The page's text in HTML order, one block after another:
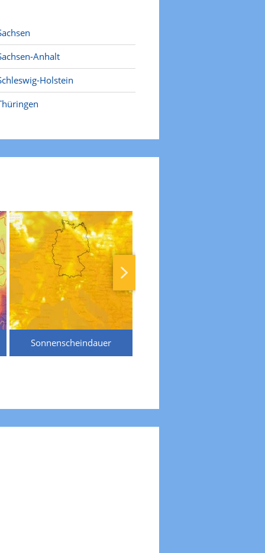
Anhalt
Holstein
Sonnenscheindauer